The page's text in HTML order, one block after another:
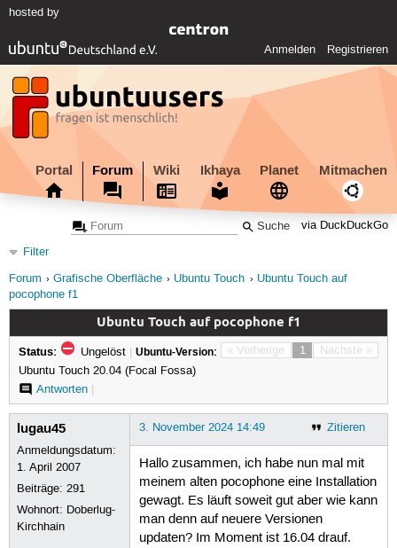
hosted by
Anmelden Registrieren
Portal Forum Wiki Ikhaya Planet Mitmachen
via DuckDuckGo
Filter
Forum
Grafische Oberfläche Ubuntu Touch
Ubuntu Touch auf
pocophone f1
Ubuntu Touch auf pocophone f1
« Vorherige 1 Nächste »
Status: Ungelöst | Ubuntu-Version:
Ubuntu Touch 20.04 (Focal Fossa)
Antworten|
lugau45
Anmeldungsdatum:
1. April 2007
Beiträge:291
Wohnort: Doberlug-
Kirchhain
Zitieren
3. November 2024 14:49
Hallo zusammen, ich habe nun mal mit
meinem alten pocophone eine Installation
gewagt. Es läuft soweit gut aber wie kann
man denn auf neuere Versionen
updaten? Im Moment ist 16.04 drauf.